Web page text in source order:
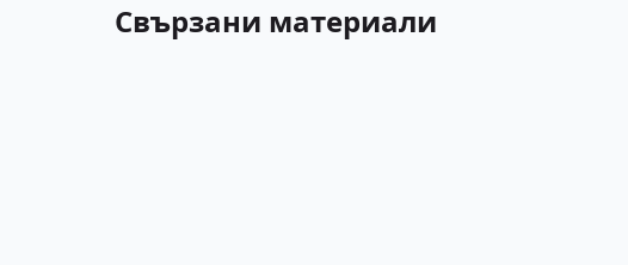
Свързани материали